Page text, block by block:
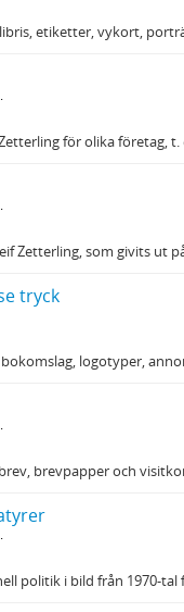
etiketter, vykort,
för olika företag, t.
Zetterling, som givits ut
tryck
logotyper,
brevpapper och
politik i bild från 1970-